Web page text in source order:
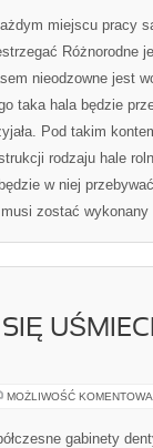
miejscu pracy
Różnorodne
nieodzowne jest
taka hala będzie
Pod takim
rodzaju hale
w niej
zostać
MOŻLIWOŚĆ
gabinety